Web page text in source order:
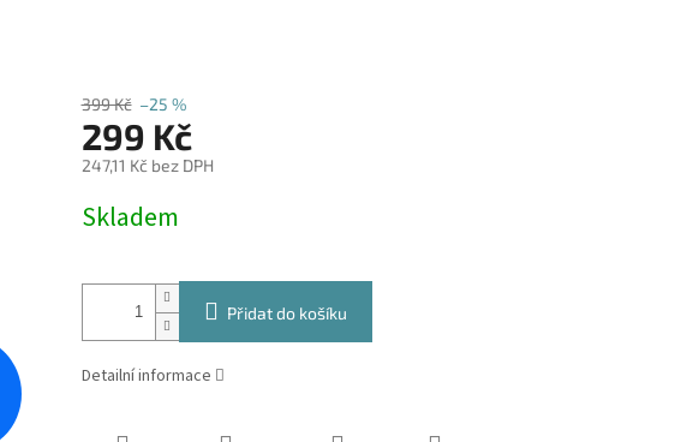
399 Kč –25 %
299 Kč
247,11 Kč bez DPH
cena:
Skladem
Přidat do košíku
Detailní informace